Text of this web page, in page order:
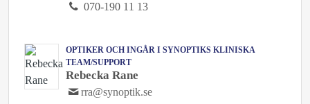
070-190 11 13
OPTIKER OCH INGÅR I SYNOPTIKS KLINISKA
TEAM/SUPPORT
Rebecka Rane
rra@synoptik.se